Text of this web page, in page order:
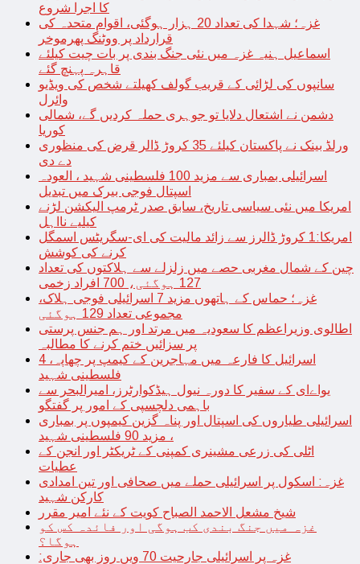
کا اجرا شروع
غزہ؛ شہدا کی تعداد 20 ہزار ہوگئی، اقوام متحدہ کی
قرارداد پر ووٹنگ پھرموخر
اسماعیل ہنیہ غزہ میں نئی جنگ بندی پر بات چیت کیلئے
قاہرہ پہنچ گئے
سانپوں کی لڑائی کے قریب گولف کھیلتے شخص کی ویڈیو
وائرل
دشمن نے اشتعال دلایا تو جوہری حملہ کردیں گے، شمالی
کوریا
ورلڈ بینک نے پاکستان کیلئے 35 کروڑ ڈالر قرض کی منظوری
دے دی
اسرائیلی بمباری سے مزید 100 فلسطینی شہید ، العودہ
اسپتال فوجی بیرک میں تبدیل
امریکا میں نئی سیاسی تاریخ، سابق صدر ٹرمپ الیکشن لڑنے
کیلیے نااہل
امریکا:1 کروڑ ڈالرز سے زائد مالیت کی ای-سگریٹس اسمگل
کرنے کی کوشش
چین کے شمال مغربی حصے میں زلزلے سے ہلاکتوں کی تعداد
127 ہوگئی، 700 افراد زخمی
غزہ؛ حماس کے ہاتھوں مزید 7 اسرائیلی فوجی ہلاک،
مجموعی تعداد 129 ہوگئی
اطالوی وزیراعظم کا سعودیہ میں مرتد اور ہم جنس پرستی
پر سزائیں ختم کرنے کا مطالبہ
اسرائیل کا فارعہ میں مہاجرین کے کیمپ پر چھاپہ، 4
فلسطینی شہید
یواےای کے سفیر کا دورہ نیول ہیڈکوارٹرز، امیرالبحر سے
باہمی دلچسپی کے امور پر گفتگو
اسرائیلی طیاروں کی اسپتال اور پناہ گزین کیمپوں پر بمباری
، مزید 90 فلسطینی شہید
اٹلی کی زرعی مشینری کمپنی کے ٹریکٹر اور انجن کے
عطیات
غزہ: اسکول پر اسرائیلی حملے میں صحافی اور تین امدادی
کارکن شہید
شیخ مشعل الاحمد الصباح کویت کے نئے امیر مقرر
غزہ میں جنگ بندی کب ہوگی اور فائدہ کس کو
ہوگا؟
غزہ پر اسرائیلی جارحیت 70 ویں روز بھی جاری: